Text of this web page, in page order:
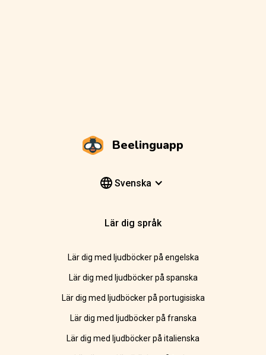
Beelinguapp
Svenska
Lär dig språk
Lär dig med ljudböcker på engelska
Lär dig med ljudböcker på spanska
Lär dig med ljudböcker på portugisiska
Lär dig med ljudböcker på franska
Lär dig med ljudböcker på italienska